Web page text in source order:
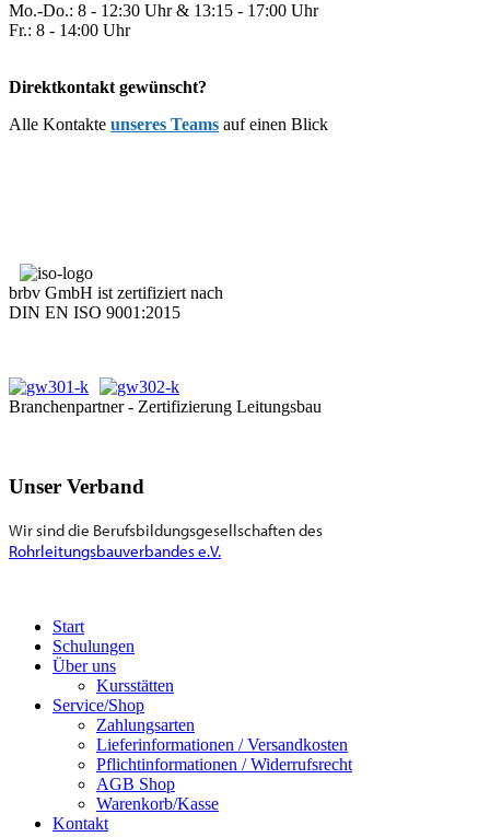
Mo.-Do.: 8 - 12:30 Uhr & 13:15 - 17:00 Uhr
Fr.: 8 - 14:00 Uhr
Direktkontakt gewünscht?
Alle Kontakte unseres Teams auf einen Blick
brbv GmbH ist zertifiziert nach
DIN EN ISO 9001:2015
Branchenpartner - Zertifizierung Leitungsbau
Unser Verband
Wir sind die Berufsbildungsgesellschaften des
Rohrleitungsbauverbandes e.V.
Start
Schulungen
Über uns
Kursstätten
Service/Shop
Zahlungsarten
Lieferinformationen / Versandkosten
Pflichtinformationen / Widerrufsrecht
AGB Shop
Warenkorb/Kasse
Kontakt